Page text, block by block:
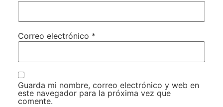
Correo electrónico *
Guarda mi nombre, correo electrónico y web en
este navegador para la próxima vez que
comente.